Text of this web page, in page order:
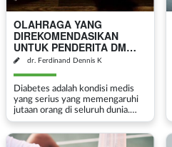
OLAHRAGA YANG
DIREKOMENDASIKAN
UNTUK PENDERITA DM
TIPE 2 DENGAN KAKI
dr. Ferdinand Dennis K
Diabetes adalah kondisi medis
yang serius yang memengaruhi
jutaan orang di seluruh dunia.
Salah satu komplikasi yang
umum terjadi pada diabetes
adalah neuropati perifer, yang